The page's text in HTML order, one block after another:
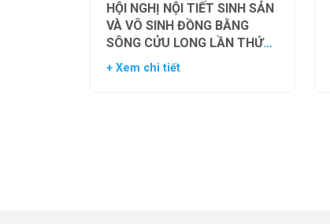
HỘI NGHỊ NỘI TIẾT SINH SẢN
VÀ VÔ SINH ĐỒNG BẰNG
SÔNG CỬU LONG LẦN THỨ
NHẤT
+ Xem chi tiết